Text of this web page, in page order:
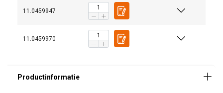
11.0459947
11.0459970
Veiligheidsfactor: